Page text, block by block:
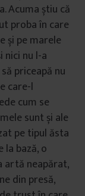
Acuma știu că
proba în care
și pe marele
nu l-a
priceapă nu
care-l
cum se
sunt și ale
pe tipul ăsta
bază, o
artă neapărat,
din presă,